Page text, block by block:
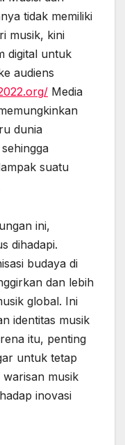
tidak memiliki
musik, kini
digital untuk
audiens
Media
dunia
suatu
ini,
dihadapi.
budaya di
dan lebih
global. Ini
identitas musik
itu, penting
untuk tetap
warisan musik
inovasi